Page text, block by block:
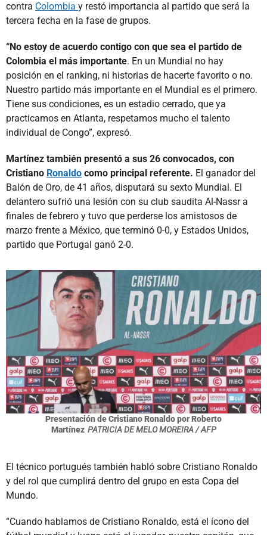
contra Colombia y restó importancia al partido que será la
tercera fecha en la fase de grupos.
“No estoy de acuerdo contigo con que sea el partido de
Colombia el más importante. En un Mundial no hay
posición en el ranking, ni historias de hacerte favorito o no.
Nuestro partido más importante en el Mundial es el primero.
Tiene sus condiciones, es un estadio cerrado, que ya
practicamos en Atlanta, respetamos mucho el talento
individual de Congo”, expresó.
Martínez también presentó a sus 26 convocados, con
Cristiano Ronaldo como principal referente. El ganador del
Balón de Oro, de 41 años, disputará su sexto Mundial. El
delantero sufrió una lesión con su club saudita Al-Nassr a
finales de febrero y tuvo que perderse los amistosos de
marzo frente a México, que terminó 0-0, y Estados Unidos,
partido que Portugal ganó 2-0.
Presentación de Cristiano Ronaldo por Roberto
Martínez PATRICIA DE MELO MOREIRA / AFP
El técnico portugués también habló sobre Cristiano Ronaldo
y del rol que cumplirá dentro del grupo en esta Copa del
Mundo.
“Cuando hablamos de Cristiano Ronaldo, está el ícono del